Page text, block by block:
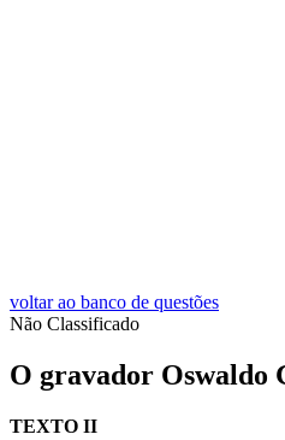
voltar ao banco de questões
Não Classificado
O gravador Oswaldo
TEXTO II